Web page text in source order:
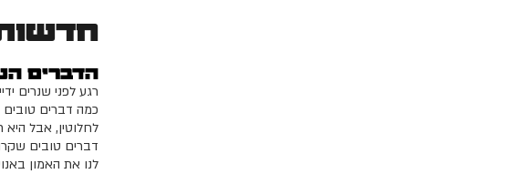
הדברים
רגע לפני שנרים
כמה דברים טובים
לחלוטין, אבל
דברים טובים
לנו את האמון